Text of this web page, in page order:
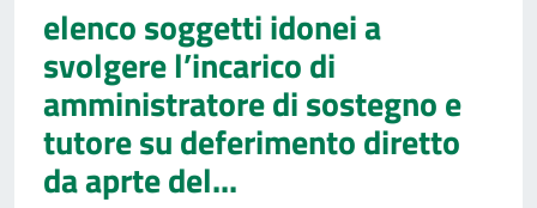
elenco soggetti idonei a
svolgere l’incarico di
amministratore di sostegno e
tutore su deferimento diretto
da aprte del...